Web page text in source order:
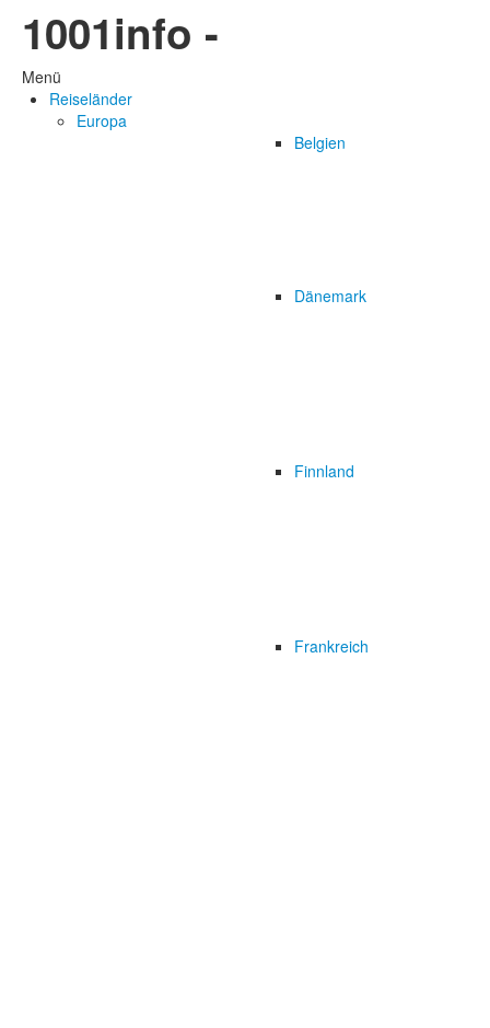
1001info -
Menü
Reiseländer
Europa
Belgien
Dänemark
Finnland
Frankreich